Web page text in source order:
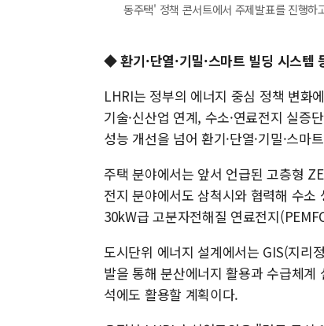
동주택' 정책 콘서트에서 주제발표를 진
◆ 환기·단열·기밀·스마트 빌딩 시스템
LHRI는 정부의 에너지 중심 정책 변화
기술·신산업 연계, 수소·연료전지 실증
성능 개선을 넘어 환기·단열·기밀·스
주택 분야에서는 앞서 언급된 고층형
전지 분야에서도 삼척시와 협력해 수소
30kW급 고분자전해질 연료전지
도시단위 에너지 설계에서는 GIS(지리
발을 통해 분산에너지 활용과 수급체
석에도 활용할 계획이다.